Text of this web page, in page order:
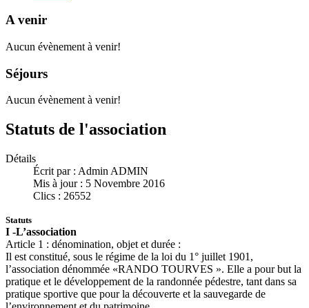
A venir
Aucun évènement à venir!
Séjours
Aucun évènement à venir!
Statuts de l'association
Détails
Écrit par : Admin ADMIN
Mis à jour : 5 Novembre 2016
Clics : 26552
Statuts
I -L’association
Article 1 : dénomination, objet et durée :
Il est constitué, sous le régime de la loi du 1° juillet 1901,
l’association dénommée «RANDO TOURVES ». Elle a pour but la
pratique et le développement de la randonnée pédestre, tant dans sa
pratique sportive que pour la découverte et la sauvegarde de